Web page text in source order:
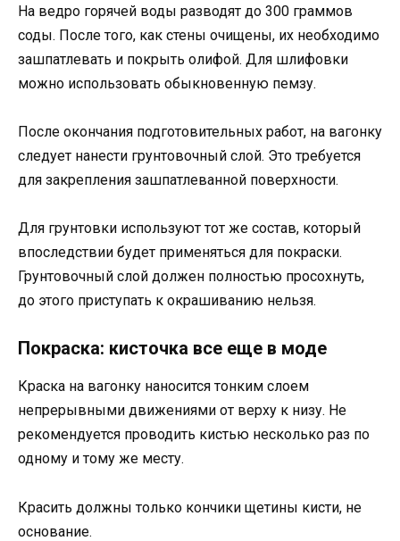
На ведро горячей воды разводят до 300 граммов
соды. После того, как стены очищены, их необходимо
зашпатлевать и покрыть олифой. Для шлифовки
можно использовать обыкновенную пемзу.
После окончания подготовительных работ, на вагонку
следует нанести грунтовочный слой. Это требуется
для закрепления зашпатлеванной поверхности.
Для грунтовки используют тот же состав, который
впоследствии будет применяться для покраски.
Грунтовочный слой должен полностью просохнуть,
до этого приступать к окрашиванию нельзя.
Покраска: кисточка все еще в моде
Краска на вагонку наносится тонким слоем
непрерывными движениями от верху к низу. Не
рекомендуется проводить кистью несколько раз по
одному и тому же месту.
Красить должны только кончики щетины кисти, не
основание.